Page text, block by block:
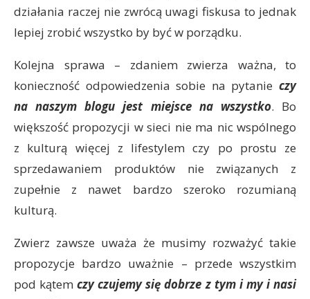
działania raczej nie zwrócą uwagi fiskusa to jednak
lepiej zrobić wszystko by być w porządku.
Kolejna sprawa – zdaniem zwierza ważna, to
konieczność odpowiedzenia sobie na pytanie czy
na naszym blogu jest miejsce na wszystko. Bo
większość propozycji w sieci nie ma nic wspólnego
z kulturą więcej z lifestylem czy po prostu ze
sprzedawaniem produktów nie związanych z
zupełnie z nawet bardzo szeroko rozumianą
kulturą.
Zwierz zawsze uważa że musimy rozważyć takie
propozycje bardzo uważnie – przede wszystkim
pod kątemczy czujemy się dobrze z tym i my i nasi